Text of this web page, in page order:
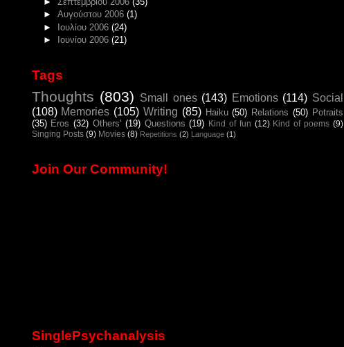
► Αυγούστου 2006 (1)
► Ιουλίου 2006 (24)
►
Ιουνίου 2006 (21)
Tags
Thoughts (803) Small ones (143) Emotions (114) Social
(108) Memories (105) Writing (85) Haiku (50) Relations (50) Potraits
(35) Eros (32) Others' (19) Questions (19) Kind of fun (12) Kind of poems (9)
Singing Posts (9) Movies (8) Repetitions (2) Language (1)
Join Our Community!
SinglePsychanalysis